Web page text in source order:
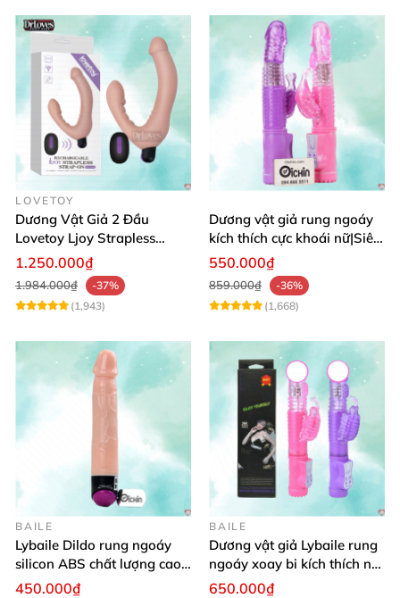
LOVETOY
Dương Vật Giả 2 Đầu
Lovetoy Ljoy Strapless
Rung ĐKTX Siêu Mạnh
1.250.000₫
1.984.000₫
-37%
(1,943)
Dương vật giả rung ngoáy
kích thích cực khoái nữ|Siêu
phẩm
550.000₫
859.000₫
-36%
(1,668)
BAILE
Lybaile Dildo rung ngoáy
silicon ABS chất lượng cao
kích thước chuẩn
450.000₫
BAILE
Dương vật giả Lybaile rung
ngoáy xoay bi kích thích nữ
thủ dâm
650.000₫